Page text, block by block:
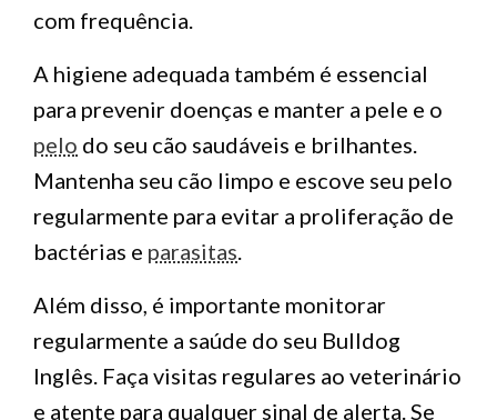
com frequência.
A higiene adequada também é essencial
para prevenir doenças e manter a pele e o
pelo do seu cão saudáveis e brilhantes.
Mantenha seu cão limpo e escove seu pelo
regularmente para evitar a proliferação de
bactérias e parasitas.
Além disso, é importante monitorar
regularmente a saúde do seu Bulldog
Inglês. Faça visitas regulares ao veterinário
e atente para qualquer sinal de alerta. Se